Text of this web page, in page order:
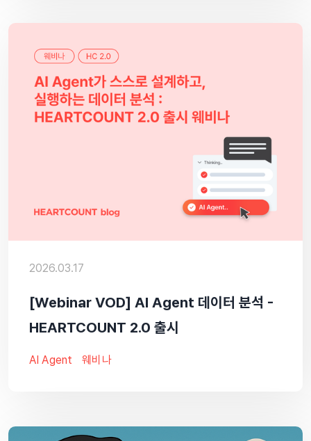
2026.03.17
[Webinar VOD] AI Agent 데이터 분석 -
HEARTCOUNT 2.0 출시
AI Agent 웨비나